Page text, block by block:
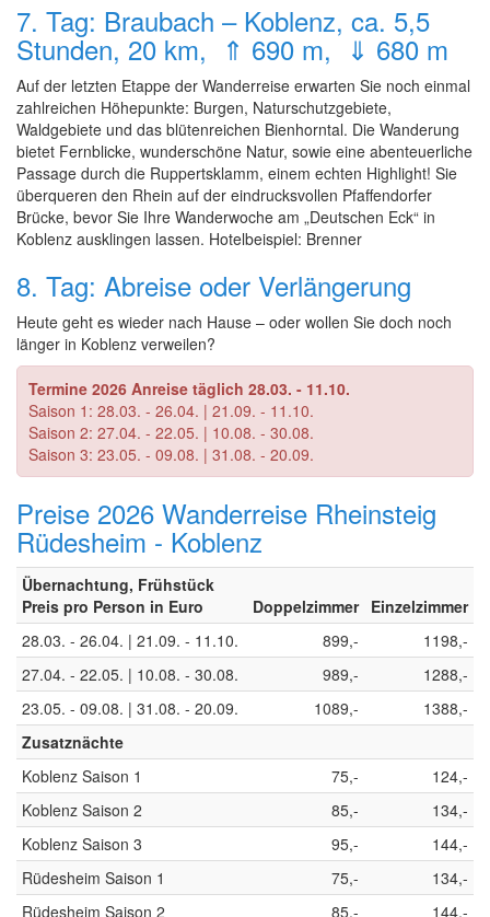
7. Tag: Braubach – Koblenz, ca. 5,5
Stunden, 20 km, ⇑ 690 m, ⇓ 680 m
Auf der letzten Etappe der Wanderreise erwarten Sie noch einmal
zahlreichen Höhepunkte: Burgen, Naturschutzgebiete,
Waldgebiete und das blütenreichen Bienhorntal. Die Wanderung
bietet Fernblicke, wunderschöne Natur, sowie eine abenteuerliche
Passage durch die Ruppertsklamm, einem echten Highlight! Sie
überqueren den Rhein auf der eindrucksvollen Pfaffendorfer
Brücke, bevor Sie Ihre Wanderwoche am „Deutschen Eck“ in
Koblenz ausklingen lassen. Hotelbeispiel: Brenner
8. Tag: Abreise oder Verlängerung
Heute geht es wieder nach Hause – oder wollen Sie doch noch
länger in Koblenz verweilen?
Termine 2026 Anreise täglich 28.03. - 11.10.
Saison 1: 28.03. - 26.04. | 21.09. - 11.10.
Saison 2: 27.04. - 22.05. | 10.08. - 30.08.
Saison 3: 23.05. - 09.08. | 31.08. - 20.09.
Preise 2026 Wanderreise Rheinsteig
Rüdesheim - Koblenz
Übernachtung, Frühstück
Preis pro Person in Euro
Doppelzimmer Einzelzimmer
28.03. - 26.04. | 21.09. - 11.10.
899,-
1198,-
27.04. - 22.05. | 10.08. - 30.08.
989,-
1288,-
23.05. - 09.08. | 31.08. - 20.09.
1089,-
1388,-
Zusatznächte
Koblenz Saison 1
75,-
124,-
Koblenz Saison 2
85,-
134,-
Koblenz Saison 3
95,-
144,-
Rüdesheim Saison 1
75,-
134,-
Rüdesheim Saison 2
85,- 144,-